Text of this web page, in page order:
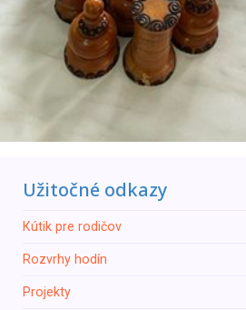
Užitočné odkazy
Кútik pre rodičov
Rozvrhy hodín
Projekty